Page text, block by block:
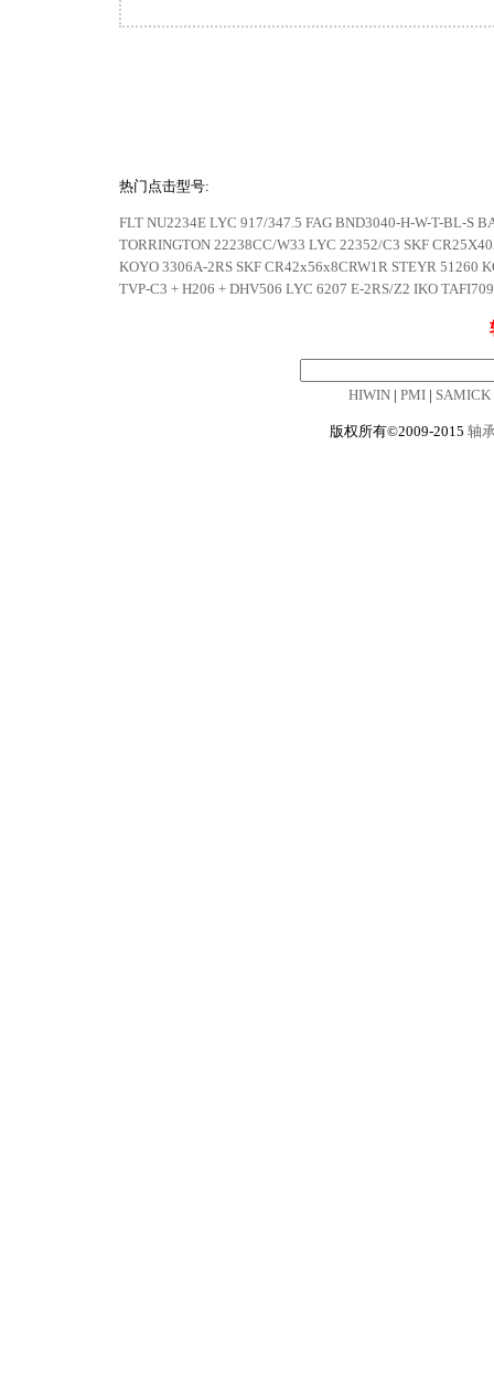
热门点击型号:
FLT NU2234E LYC 917/347.5 FAG BND3040-H-W-T-BL-S
TORRINGTON 22238CC/W33 LYC 22352/C3 SKF
KOYO 3306A-2RS SKF CR42x56x8CRW1R STEYR 51260
TVP-C3 + H206 + DHV506 LYC 6207 E-2RS/Z2 IKO
HIWIN| PMI| SAMICK
版权所有©2009-2015 轴